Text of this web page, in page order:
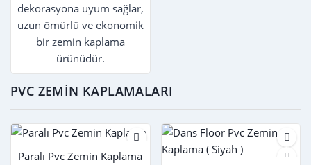
dekorasyona uyum sağlar,
uzun ömürlü ve ekonomik
bir zemin kaplama
ürünüdür.
PVC ZEMIN KAPLAMALARI
Paralı Pvc Zemin Kaplama